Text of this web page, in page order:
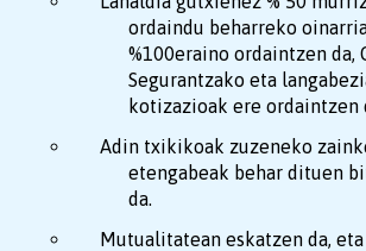
ordaindu beharreko
%100eraino ordaintzen da,
Segurantzako eta
kotizazioak ere ordaintzen
Adin txikikoak zuzeneko
etengabeak behar dituen
da.
Mutualitatean eskatzen da,